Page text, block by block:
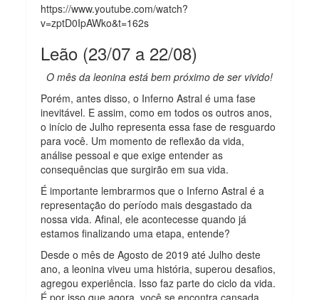
https://www.youtube.com/watch?
v=zptD0IpAWko&t=162s
Leão (23/07 a 22/08)
O mês da leonina está bem próximo de ser vivido!
Porém, antes disso, o Inferno Astral é uma fase
inevitável. E assim, como em todos os outros anos,
o início de Julho representa essa fase de resguardo
para você. Um momento de reflexão da vida,
análise pessoal e que exige entender as
consequências que surgirão em sua vida.
É importante lembrarmos que o Inferno Astral é a
representação do período mais desgastado da
nossa vida. Afinal, ele acontecesse quando já
estamos finalizando uma etapa, entende?
Desde o mês de Agosto de 2019 até Julho deste
ano, a leonina viveu uma história, superou desafios,
agregou experiência. Isso faz parte do ciclo da vida.
É por isso que agora, você se encontra cansada,